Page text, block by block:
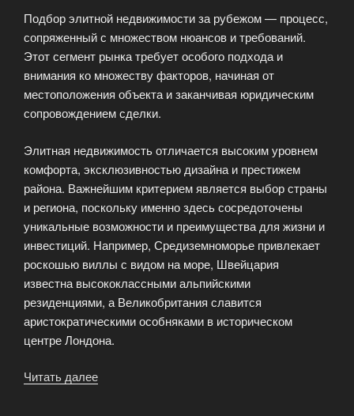
Подбор элитной недвижимости за рубежом — процесс,
сопряженный с множеством нюансов и требований.
Этот сегмент рынка требует особого подхода и
внимания ко множеству факторов, начиная от
местоположения объекта и заканчивая юридическим
сопровождением сделки.
Элитная недвижимость отличается высоким уровнем
комфорта, эксклюзивностью дизайна и престижем
района. Важнейшим критерием является выбор страны
и региона, поскольку именно здесь сосредоточены
уникальные возможности и преимущества для жизни и
инвестиций. Например, Средиземноморье привлекает
роскошью виллы с видом на море, Швейцария
известна высококлассными альпийскими
резиденциями, а Великобритания славится
аристократическими особняками в историческом
центре Лондона.
Читать далее